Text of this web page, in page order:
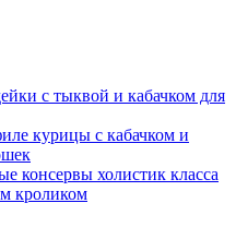
с тыквой и кабачком для
курицы с кабачком и
консервы холистик класса
кроликом